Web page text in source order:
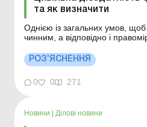
та як визначити
Однією із загальних умов,
чинним, а відповідно і
обсягу цивільної дієздатності. Цивільну дієздатність має
фізична особа, яка усвідомлює
РОЗ’ЯСНЕННЯ
0 0 271
Новини Ділові новини